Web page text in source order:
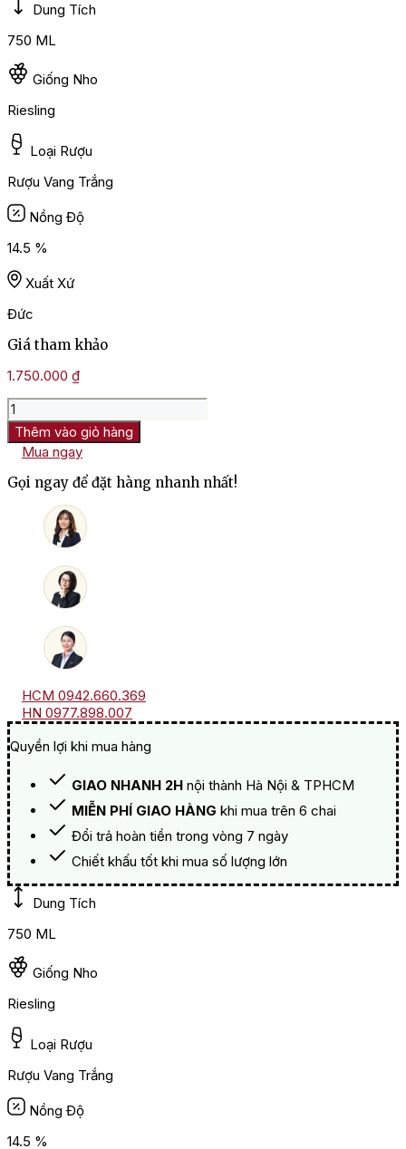
Dung Tích
750 ML
Giống Nho
Riesling
Loại Rượu
Rượu Vang Trắng
Nồng Độ
14.5 %
Xuất Xứ
Đức
Giá tham khảo
1.750.000 ₫
Rượu
Vang
Đức
Thörle
Saulheim
Riesling
Kalkstein
Thêm vào giỏ hàng
Mua ngay
Gọi ngay để đặt hàng nhanh nhất!
HCM 0942.660.369
HN 0977.898.007
Quyền lợi khi mua hàng
GIAO NHANH 2H nội thành Hà Nội & TPHCM
MIỄN PHÍ GIAO HÀNG khi mua trên 6 chai
Đổi trả hoàn tiền trong vòng 7 ngày
Chiết khấu tốt khi mua số lượng lớn
Dung Tích
750 ML
Giống Nho
Riesling
Loại Rượu
Rượu Vang Trắng
Nồng Độ
14.5 %